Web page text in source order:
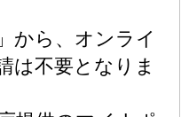
から、オンライ
は不要となりま